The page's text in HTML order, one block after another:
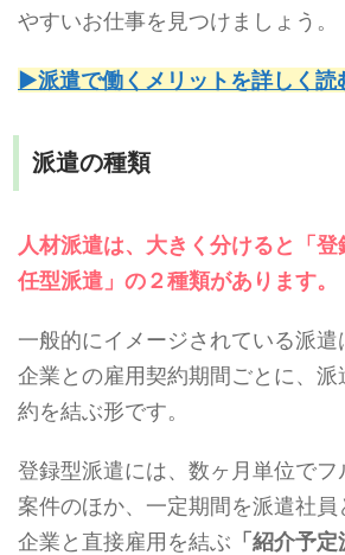
やすいお仕事を見つけましょう。
▶派遣で働くメリットを詳しく読
派遣の種類
人材派遣は、大きく分けると「
任型派遣」の２種類があります。
一般的にイメージされている派遣
企業との雇用契約期間ごとに、
約を結ぶ形です。
登録型派遣には、数ヶ月単位で
案件のほか、一定期間を派遣社
企業と直接雇用を結ぶ 「紹介予定